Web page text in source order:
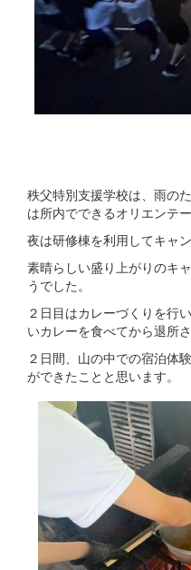
秩父特別支援学校は、雨の
は所内でできるオリエンテ
夜は研修棟を利用してキャ
素晴らしい盛り上がりのキ
うでした。
２日目はカレーづくりを行
いカレーを食べてから退所さ
２日間、山の中での宿泊体
ができたことと思います。